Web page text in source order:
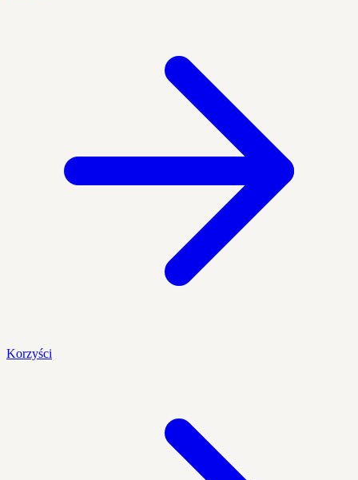
Korzyści